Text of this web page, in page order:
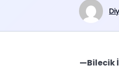
—Bilecik